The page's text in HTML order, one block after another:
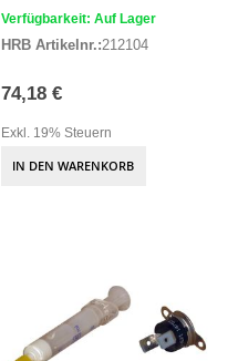
Verfügbarkeit: Auf Lager
HRB Artikelnr.:212104
74,18 €
Exkl. 19% Steuern
IN DEN WARENKORB